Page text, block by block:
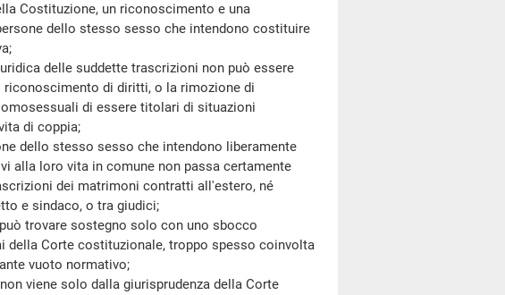
Costituzione, un riconoscimento e una
dello stesso sesso che intendono costituire
delle suddette trascrizioni non può essere
di diritti, o la rimozione di
di essere titolari di situazioni
di coppia;
stesso sesso che intendono liberamente
alla loro vita in comune non passa certamente
dei matrimoni contratti all'estero, né
e sindaco, o tra giudici;
sostegno solo con uno sbocco
Corte costituzionale, troppo spesso coinvolta
vuoto normativo;
solo dalla giurisprudenza della Corte